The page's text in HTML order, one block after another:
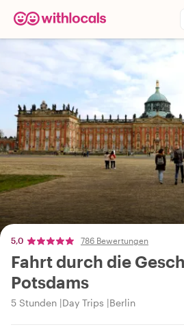
5,0 786 Bewertungen
Fahrt durch die
Potsdams
5 Stunden Day Trips Berlin